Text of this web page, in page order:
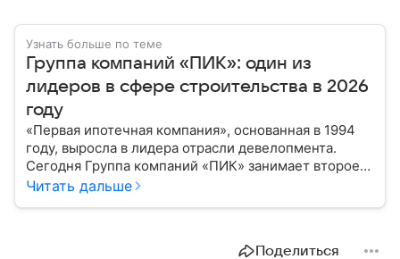
Узнать больше по теме
Группа компаний «ПИК»: один из
лидеров в сфере строительства в 2026
году
«Первая ипотечная компания», основанная в 1994
году, выросла в лидера отрасли девелопмента.
Сегодня Группа компаний «ПИК» занимает второе
место по объемам строящегося жилья в России.
Читать дальше
Поделиться